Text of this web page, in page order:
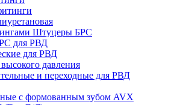
Штуцеры БРС
для РВД
для РВД
давления
и переходные для РВД
с формованным зубом AVX